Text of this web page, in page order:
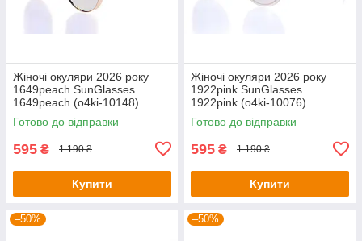
Жіночі окуляри 2026 року
1649peach SunGlasses
1649peach (o4ki-10148)
Готово до відправки
595 ₴ 1 190 ₴
Купити
Жіночі окуляри 2026 року
1922pink SunGlasses
1922pink (o4ki-10076)
Готово до відправки
595 ₴ 1 190 ₴
Купити
–50% –50%